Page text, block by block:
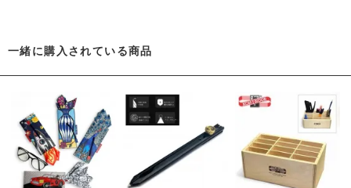
一緒に購入されている商品